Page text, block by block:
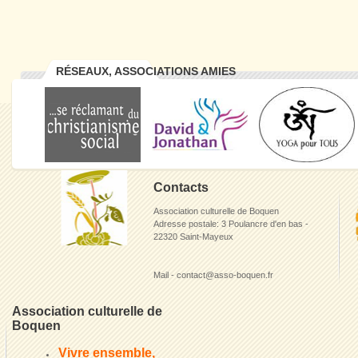
RÉSEAUX, ASSOCIATIONS AMIES
Contacts
Association culturelle de Boquen
Adresse postale: 3 Poulancre d'en bas -
22320 Saint-Mayeux
Mail - contact@asso-boquen.fr
Association culturelle de
Boquen
Vivre ensemble,